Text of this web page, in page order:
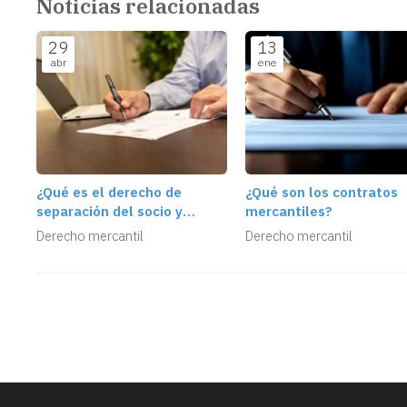
Noticias relacionadas
29
abr
¿Qué es el derecho de
separación del socio y
cuándo se puede ejercer?
Derecho mercantil
13
ene
¿Qué son los contratos
mercantiles?
Derecho mercantil